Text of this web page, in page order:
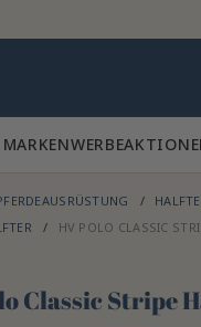
HV POLO CLASSIC
Classic Stripe